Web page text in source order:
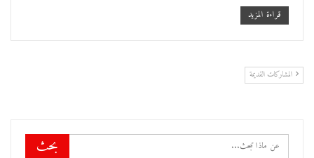
قراءة المزيد
المشاركات القديمة